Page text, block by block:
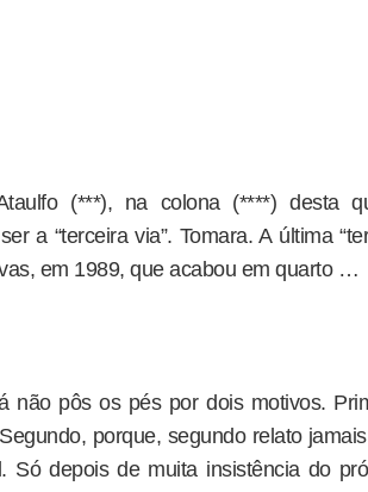
(***), na colona (****) desta
a “terceira via”. Tomara. A última
em 1989, que acabou em quarto …
não pôs os pés por dois motivos.
porque, segundo relato
Só depois de muita insistência do